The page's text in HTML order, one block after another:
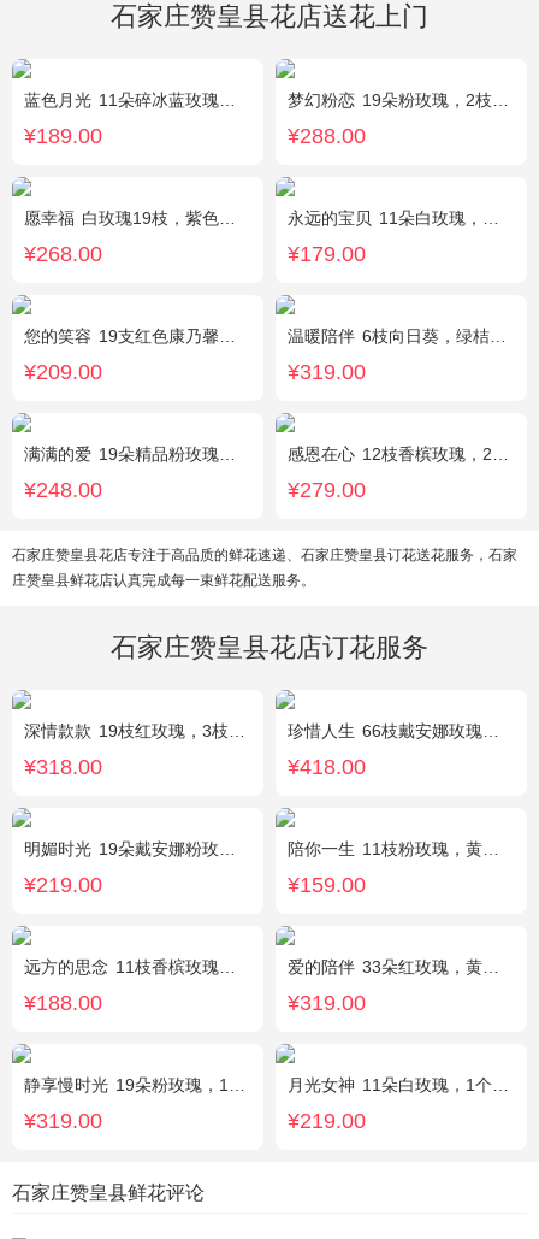
石家庄赞皇县花店送花上门
蓝色月光 11朵碎冰蓝玫瑰，满天星搭配
¥189.00
梦幻粉恋 19朵粉玫瑰，2枝白色香水百合、尤加利叶搭配
¥288.00
愿幸福 白玫瑰19枝，紫色勿忘我围绕。
¥268.00
永远的宝贝 11朵白玫瑰，搭配适量紫色勿忘我、黄莺、栀子叶间插。
¥179.00
您的笑容 19支红色康乃馨，搭配适量石竹。
¥209.00
温暖陪伴 6枝向日葵，绿桔梗丰满，栀子叶搭配
¥319.00
满满的爱 19朵精品粉玫瑰，搭配适量紫色勿忘我间插。
¥248.00
感恩在心 12枝香槟玫瑰，2枝向日葵，搭配白色满天星、尤加利叶
¥279.00
石家庄赞皇县花店专注于高品质的鲜花速递、石家庄赞皇县订花送花服务，石家
庄赞皇县鲜花店认真完成每一束鲜花配送服务。
石家庄赞皇县花店订花服务
深情款款 19枝红玫瑰，3枝白百合，3枝粉百合，搭配满天星，绿叶等配材
¥318.00
珍惜人生 66枝戴安娜玫瑰，勿忘我适量围绕。
¥418.00
明媚时光 19朵戴安娜粉玫瑰，尤加利丰满间插，粉色满天星点缀
¥219.00
陪你一生 11枝粉玫瑰，黄莺、满天星间插。
¥159.00
远方的思念 11枝香槟玫瑰单独包装，绿叶丰满。
¥188.00
爱的陪伴 33朵红玫瑰，黄莺间插点缀，白色满天星外围点缀搭配
¥319.00
静享慢时光 19朵粉玫瑰，1枝粉色绣球，粉色洋桔梗、白色乒乓菊、尤加利搭配
¥319.00
月光女神 11朵白玫瑰，1个蓝色绣球，桔梗搭配
¥219.00
石家庄赞皇县鲜花评论